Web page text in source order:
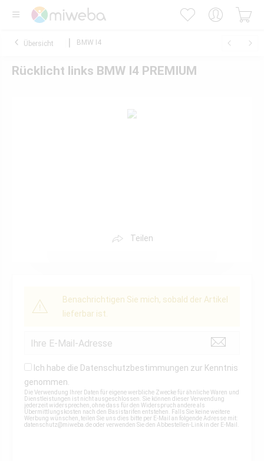
Übersicht BMW I4
Rücklicht links BMW I4 PREMIUM
Teilen
Benachrichtigen Sie mich, sobald der Artikel
lieferbar ist.
Ich habe die Datenschutzbestimmungen zur Kenntnis
genommen.
Die Verwendung Ihrer Daten für eigene werbliche Zwecke für ähnliche Waren und
Dienstleistungen ist nicht ausgeschlossen. Sie können dieser Verwendung
jederzeit widersprechen, ohne dass für den Widerspruch andere als
Übermittlungskosten nach den Basistarifen entstehen. Falls Sie keine weitere
Werbung wünschen, teilen Sie uns dies bitte per E-Mail an folgende Adresse mit:
datenschutz@miweba.deoder verwenden Sie den Abbestellen-Link in der E-Mail.